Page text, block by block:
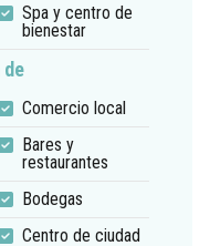
Spa y centro de
bienestar
de
Comercio local
Bares y
restaurantes
Bodegas
Centro de ciudad